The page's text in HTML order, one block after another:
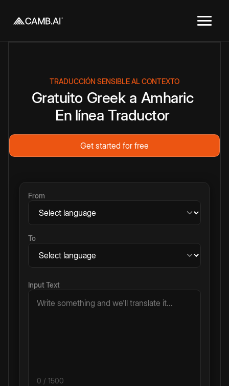
TRADUCCIÓN SENSIBLE AL CONTEXTO
Gratuito Greek a Amharic
En línea Traductor
Get started for free
From
To
Input Text
0 / 1500